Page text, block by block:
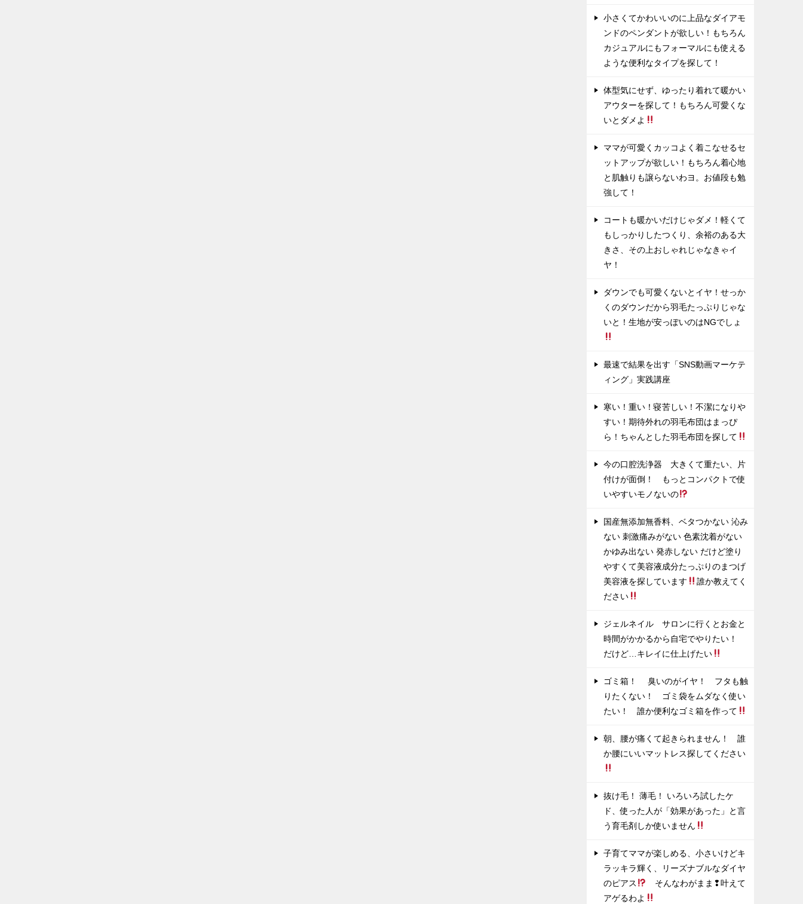
小さくてかわいいのに上品なダイアモ
ンドのペンダントが欲しい！もちろん
カジュアルにもフォーマルにも使える
ような便利なタイプを探して！
体型気にせず、ゆったり着れて暖かい
アウターを探して！もちろん可愛くな
いとダメよ
ママが可愛くカッコよく着こなせるセ
ットアップが欲しい！もちろん着心地
と肌触りも譲らないわヨ。お値段も勉
強して！
コートも暖かいだけじゃダメ！軽くて
もしっかりしたつくり、余裕のある大
きさ、その上おしゃれじゃなきゃイ
ヤ！
ダウンでも可愛くないとイヤ！せっか
くのダウンだから羽毛たっぷりじゃな
いと！生地が安っぽいのはNGでしょ
最速で結果を出す「SNS動画マーケテ
ィング」実践講座
寒い！重い！寝苦しい！不潔になりや
すい！期待外れの羽毛布団はまっぴ
ら！ちゃんとした羽毛布団を探して
今の口腔洗浄器 大きくて重たい、片
付けが面倒！ もっとコンパクトで使
いやすいモノないの
国産無添加無香料、ベタつかない 沁み
ない 刺激痛みがない 色素沈着がない
かゆみ出ない 発赤しない だけど塗り
やすくて美容液成分たっぷりのまつげ
美容液を探しています
誰か教えてく
ださい
ジェルネイル サロンに行くとお金と
時間がかかるから自宅でやりたい！
だけど…キレイに仕上げたい
ゴミ箱！ 臭いのがイヤ！ フタも触
りたくない！ ゴミ袋をムダなく使い
たい！ 誰か便利なゴミ箱を作って
朝、腰が痛くて起きられません！ 誰
か腰にいいマットレス探してください
抜け毛！ 薄毛！ いろいろ試したケ
ド、使った人が「効果があった」と言
う育毛剤しか使いません
子育てママが楽しめる、小さいけどキ
ラッキラ輝く、リーズナブルなダイヤ
のピアス
そんなわがまま❢叶えて
アゲるわよ